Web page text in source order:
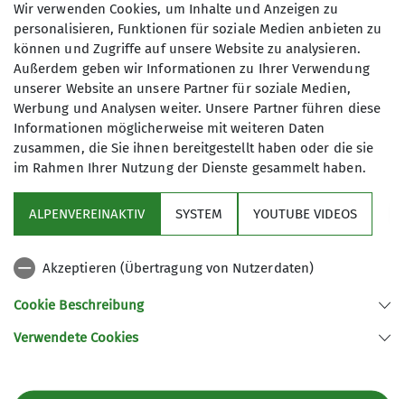
Leiterin Wandergruppe
Wir, das sind zurzeit ca. 45
Wanderinnen und Wanderer ab 60
Jahre, die noch gut zu Fuß sind. Unser
jährliches Wanderprogramm umfasst
22 Tageswanderungen und sie werden
in der Regel sonntags durchgeführt.
Nachdem wir normalerweise nach 2/3
kann es sein, dass die Gasthäuser uns
aus Kapazitätsgründen nur samstags
Je nach Start der Wanderung bilden
wir Fahrgemeinschaften oder fahren
Die Wanderziele liegen in der näheren
fränkischen Heimat und werden von
Anmeldung
Karin Laurer
Tel: 0178-4490021
Sektion
Programm
90762 Fürth
Wir verwenden Cookies, um Inhalte und Anzeigen zu
personalisieren, Funktionen für soziale Medien anbieten zu
können und Zugriffe auf unsere Website zu analysieren.
Außerdem geben wir Informationen zu Ihrer Verwendung
unserer Website an unsere Partner für soziale Medien,
Werbung und Analysen weiter. Unsere Partner führen diese
Informationen möglicherweise mit weiteren Daten
zusammen, die Sie ihnen bereitgestellt haben oder die sie
im Rahmen Ihrer Nutzung der Dienste gesammelt haben.
ALPENVEREINAKTIV SYSTEM YOUTUBE VIDEOS
Akzeptieren (Übertragung von Nutzerdaten)
Cookie Beschreibung
Verwendete Cookies